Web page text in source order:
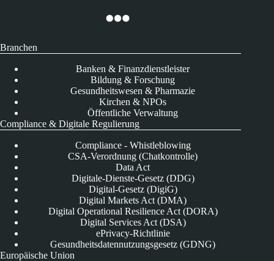
Branchen
Banken & Finanzdienstleister
Bildung & Forschung
Gesundheitswesen & Pharmazie
Kirchen & NPOs
Öffentliche Verwaltung
Compliance & Digitale Regulierung
Compliance - Whistleblowing
CSA-Verordnung (Chatkontrolle)
Data Act
Digitale-Dienste-Gesetz (DDG)
Digital-Gesetz (DigiG)
Digital Markets Act (DMA)
Digital Operational Resilience Act (DORA)
Digital Services Act (DSA)
ePrivacy-Richtlinie
Gesundheitsdatennutzungsgesetz (GDNG)
Europäische Union